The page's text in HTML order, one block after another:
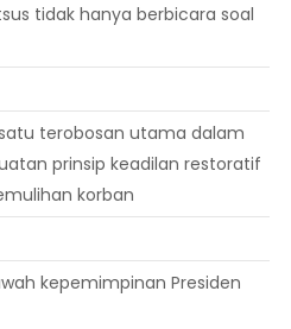
tidak hanya berbicara soal
terobosan utama dalam
prinsip keadilan restoratif
korban
kepemimpinan Presiden